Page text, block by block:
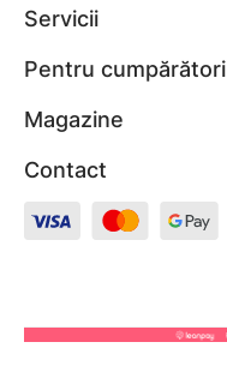
Servicii
Pentru cumpărători
Magazine
Contact